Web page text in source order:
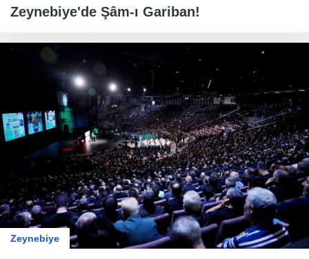
Zeynebiye'de Şâm-ı Gariban!
Zeynebiye